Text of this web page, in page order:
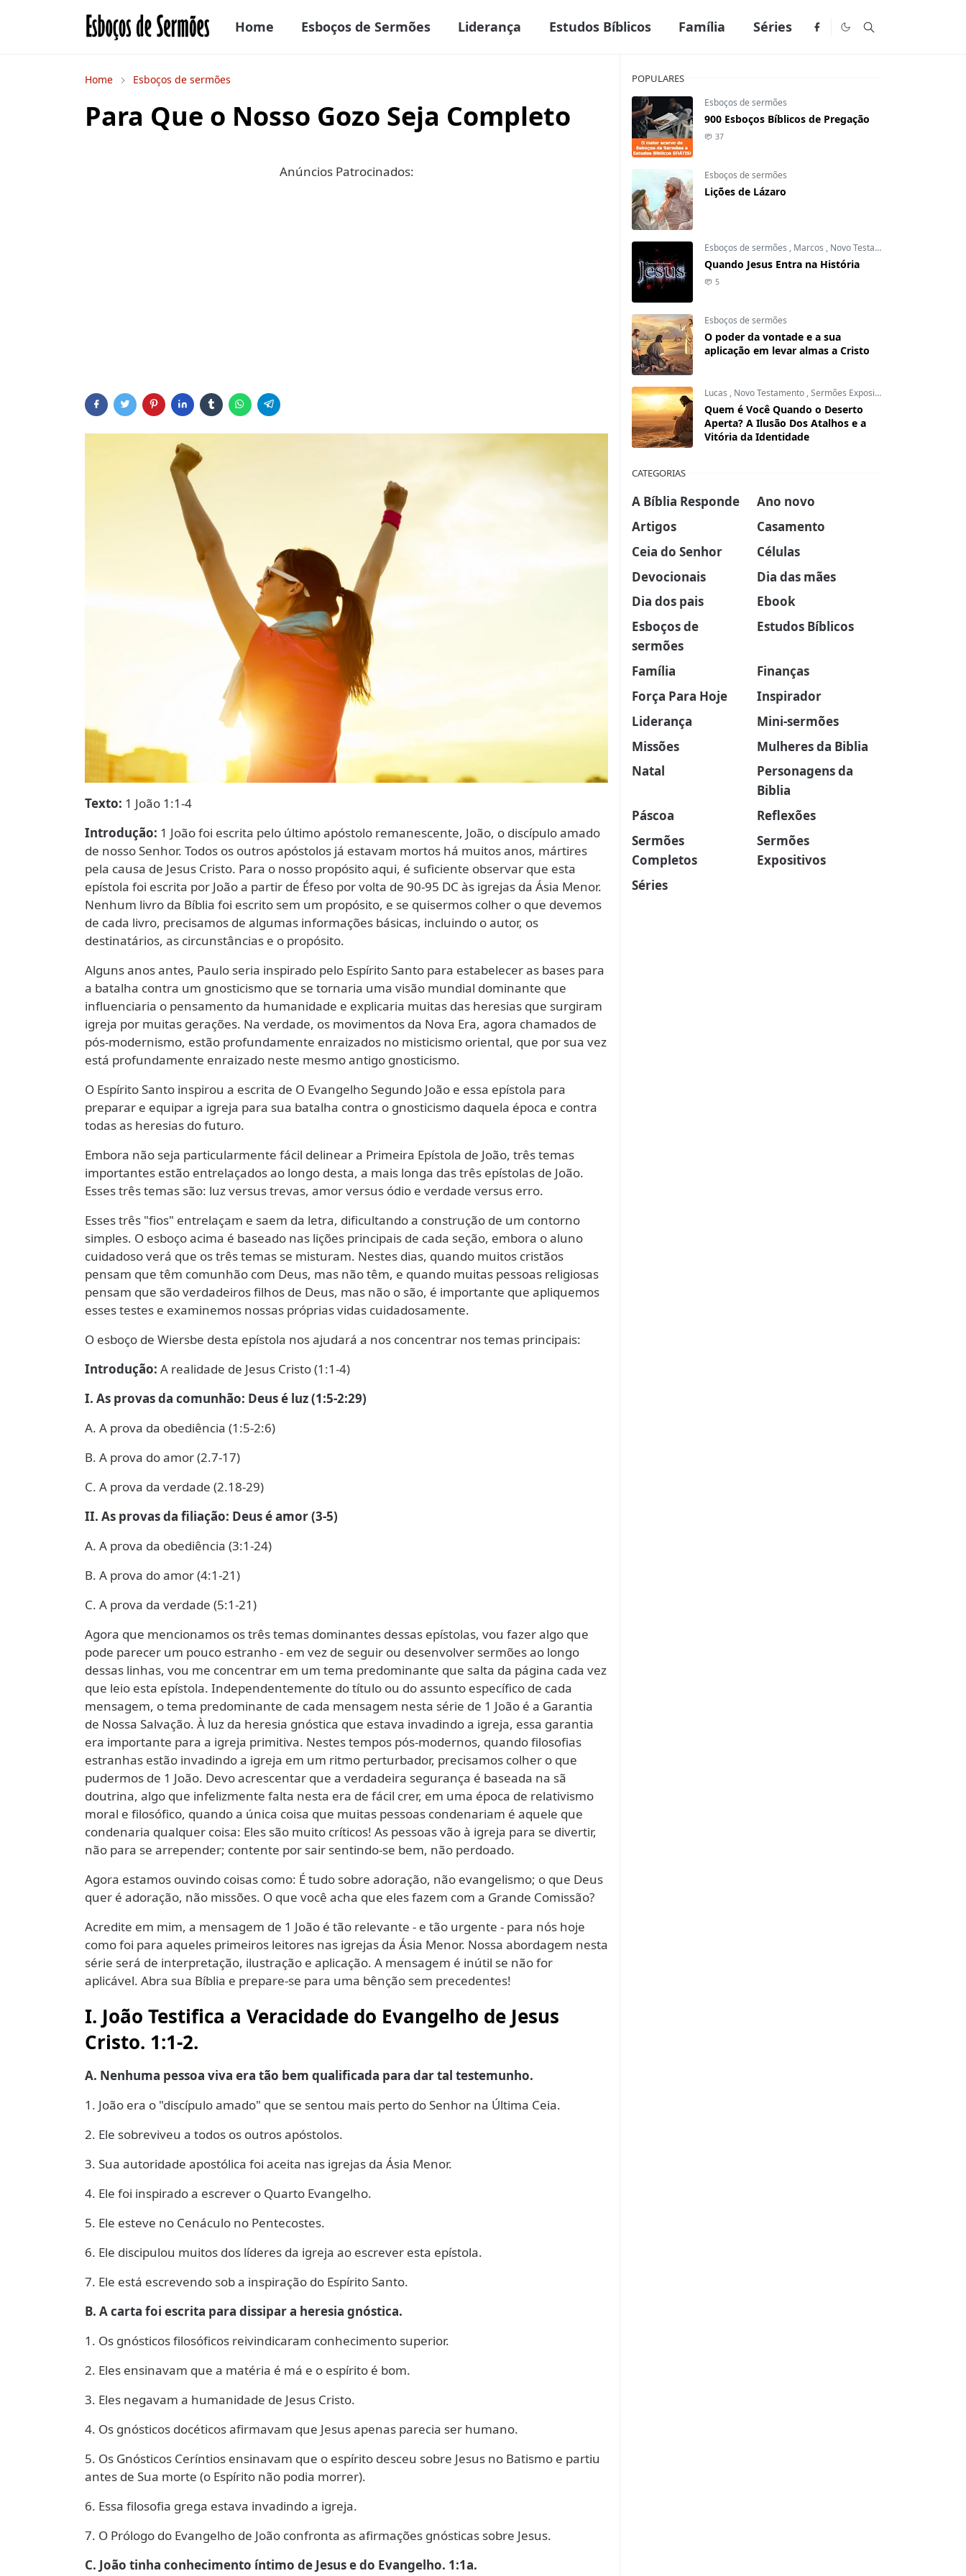
Home Esboços de Sermões Liderança Estudos Bíblicos Família Séries
Home Esboços de sermões
Para Que o Nosso Gozo Seja Completo
Anúncios Patrocinados:
Texto: 1 João 1:1-4
Introdução: 1 João foi escrita pelo último apóstolo remanescente, João, o discípulo amado
de nosso Senhor. Todos os outros apóstolos já estavam mortos há muitos anos, mártires
pela causa de Jesus Cristo. Para o nosso propósito aqui, é suficiente observar que esta
epístola foi escrita por João a partir de Éfeso por volta de 90-95 DC às igrejas da Ásia Menor.
Nenhum livro da Bíblia foi escrito sem um propósito, e se quisermos colher o que devemos
de cada livro, precisamos de algumas informações básicas, incluindo o autor, os
destinatários, as circunstâncias e o propósito.
Alguns anos antes, Paulo seria inspirado pelo Espírito Santo para estabelecer as bases para
a batalha contra um gnosticismo que se tornaria uma visão mundial dominante que
influenciaria o pensamento da humanidade e explicaria muitas das heresias que surgiram
igreja por muitas gerações. Na verdade, os movimentos da Nova Era, agora chamados de
pós-modernismo, estão profundamente enraizados no misticismo oriental, que por sua vez
está profundamente enraizado neste mesmo antigo gnosticismo.
O Espírito Santo inspirou a escrita de O Evangelho Segundo João e essa epístola para
preparar e equipar a igreja para sua batalha contra o gnosticismo daquela época e contra
todas as heresias do futuro.
Embora não seja particularmente fácil delinear a Primeira Epístola de João, três temas
importantes estão entrelaçados ao longo desta, a mais longa das três epístolas de João.
Esses três temas são: luz versus trevas, amor versus ódio e verdade versus erro.
Esses três "fios" entrelaçam e saem da letra, dificultando a construção de um contorno
simples. O esboço acima é baseado nas lições principais de cada seção, embora o aluno
cuidadoso verá que os três temas se misturam. Nestes dias, quando muitos cristãos
pensam que têm comunhão com Deus, mas não têm, e quando muitas pessoas religiosas
pensam que são verdadeiros filhos de Deus, mas não o são, é importante que apliquemos
esses testes e examinemos nossas próprias vidas cuidadosamente.
O esboço de Wiersbe desta epístola nos ajudará a nos concentrar nos temas principais:
Introdução: A realidade de Jesus Cristo (1:1-4)
I. As provas da comunhão: Deus é luz (1:5-2:29)
A. A prova da obediência (1:5-2:6)
B. A prova do amor (2.7-17)
C. A prova da verdade (2.18-29)
II. As provas da filiação: Deus é amor (3-5)
A. A prova da obediência (3:1-24)
B. A prova do amor (4:1-21)
C. A prova da verdade (5:1-21)
Agora que mencionamos os três temas dominantes dessas epístolas, vou fazer algo que
pode parecer um pouco estranho - em vez de seguir ou desenvolver sermões ao longo
dessas linhas, vou me concentrar em um tema predominante que salta da página cada vez
que leio esta epístola. Independentemente do título ou do assunto específico de cada
mensagem, o tema predominante de cada mensagem nesta série de 1 João é a Garantia
de Nossa Salvação. À luz da heresia gnóstica que estava invadindo a igreja, essa garantia
era importante para a igreja primitiva. Nestes tempos pós-modernos, quando filosofias
estranhas estão invadindo a igreja em um ritmo perturbador, precisamos colher o que
pudermos de 1 João. Devo acrescentar que a verdadeira segurança é baseada na sã
doutrina, algo que infelizmente falta nesta era de fácil crer, em uma época de relativismo
moral e filosófico, quando a única coisa que muitas pessoas condenariam é aquele que
condenaria qualquer coisa: Eles são muito críticos! As pessoas vão à igreja para se divertir,
não para se arrepender; contente por sair sentindo-se bem, não perdoado.
Agora estamos ouvindo coisas como: É tudo sobre adoração, não evangelismo; o que Deus
quer é adoração, não missões. O que você acha que eles fazem com a Grande Comissão?
Acredite em mim, a mensagem de 1 João é tão relevante - e tão urgente - para nós hoje
como foi para aqueles primeiros leitores nas igrejas da Ásia Menor. Nossa abordagem nesta
série será de interpretação, ilustração e aplicação. A mensagem é inútil se não for
aplicável. Abra sua Bíblia e prepare-se para uma bênção sem precedentes!
I. João Testifica a Veracidade do Evangelho de Jesus
Cristo. 1:1-2.
A. Nenhuma pessoa viva era tão bem qualificada para dar tal testemunho.
1. João era o "discípulo amado" que se sentou mais perto do Senhor na Última Ceia.
2. Ele sobreviveu a todos os outros apóstolos.
3. Sua autoridade apostólica foi aceita nas igrejas da Ásia Menor.
4. Ele foi inspirado a escrever o Quarto Evangelho.
5. Ele esteve no Cenáculo no Pentecostes.
6. Ele discipulou muitos dos líderes da igreja ao escrever esta epístola.
7. Ele está escrevendo sob a inspiração do Espírito Santo.
B. A carta foi escrita para dissipar a heresia gnóstica.
1. Os gnósticos filosóficos reivindicaram conhecimento superior.
2. Eles ensinavam que a matéria é má e o espírito é bom.
3. Eles negavam a humanidade de Jesus Cristo.
4. Os gnósticos docéticos afirmavam que Jesus apenas parecia ser humano.
5. Os Gnósticos Ceríntios ensinavam que o espírito desceu sobre Jesus no Batismo e partiu
antes de Sua morte (o Espírito não podia morrer).
6. Essa filosofia grega estava invadindo a igreja.
7. O Prólogo do Evangelho de João confronta as afirmações gnósticas sobre Jesus.
C. João tinha conhecimento íntimo de Jesus e do Evangelho. 1:1a.
POPULARES
Esboços de sermões
900 Esboços Bíblicos de Pregação
37
Esboços de sermões
Lições de Lázaro
Esboços de sermões , Marcos , Novo Testamento
Quando Jesus Entra na História
5
Esboços de sermões
O poder da vontade e a sua
aplicação em levar almas a Cristo
Lucas , Novo Testamento ,Sermões Expositivos
Quem é Você Quando o Deserto
Aperta? A Ilusão Dos Atalhos e a
Vitória da Identidade
CATEGORIAS
A Bíblia Responde
Ano novo
Artigos
Casamento
Ceia do Senhor
Células
Devocionais
Dia das mães
Dia dos pais
Ebook
Esboços de
sermões
Estudos Bíblicos
Família
Finanças
Força Para Hoje
Inspirador
Liderança
Mini-sermões
Missões
Mulheres da Biblia
Natal
Personagens da
Biblia
Páscoa
Reflexões
Sermões
Completos
Sermões
Expositivos
Séries